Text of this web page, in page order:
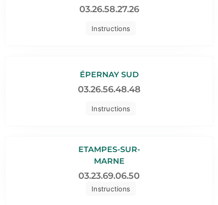
Instructions
03.26.58.27.26
Instructions
ÉPERNAY SUD
03.26.56.48.48
Instructions
ETAMPES-SUR-
MARNE
03.23.69.06.50